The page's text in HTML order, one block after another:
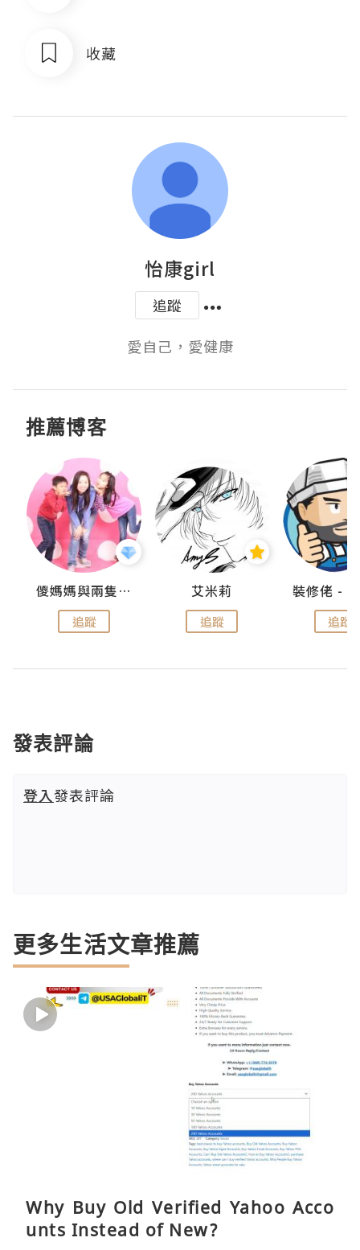
收藏
怡康girl
追蹤
愛自己，愛健康
推薦博客
儍媽媽與兩隻小魔怪之家
追蹤
艾米莉
追蹤 追蹤
發表評論
登入發表評論
更多生活文章推薦
Why Buy Old Verified Yahoo Acco
unts Instead of New?